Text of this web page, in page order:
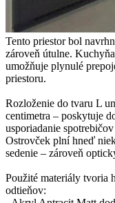
Tento priestor bol
zároveň útulne.
umožňuje plynulé
priestoru.
Rozloženie do tvaru L
centimetra – poskytuje
usporiadanie
Ostrovček plní hneď
sedenie – zároveň
Použité materiály tvoria
odtieňov: